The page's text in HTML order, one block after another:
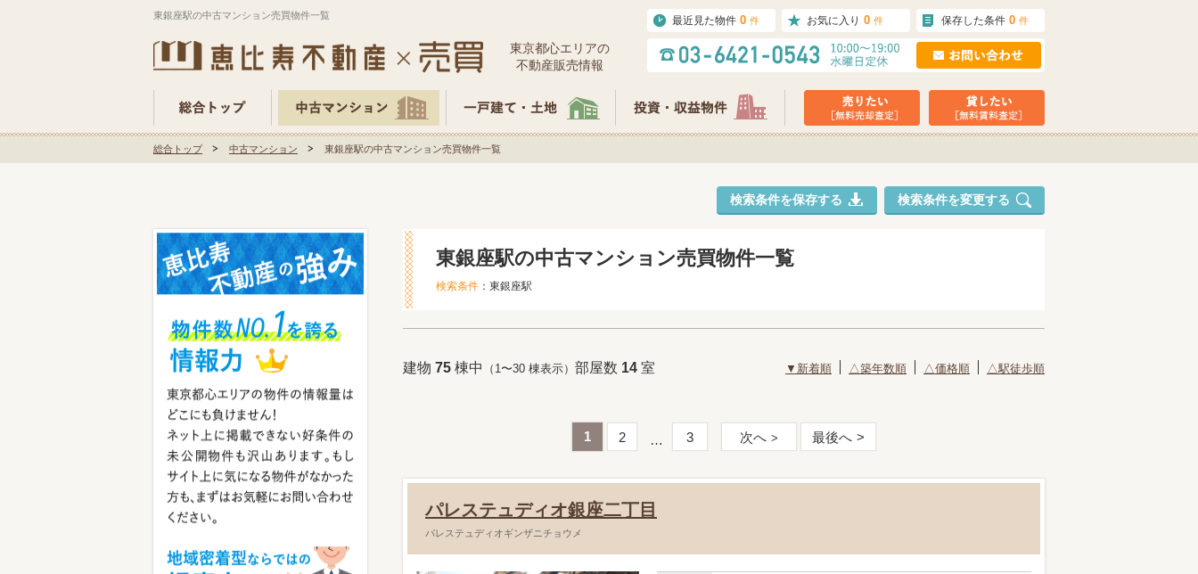
東銀座駅の中古マンション売買物件一覧
東京都⼼エリアの
不動産販売情報
最近見た物件 0 件 お気に入り 0 件 保存した条件 0 件
総合トップ 中古マンション 東銀座駅の中古マンション売買物件一覧
検索条件を変更する
検索条件を保存する
東銀座駅の中古マンション売買物件一覧
検索条件 ：東銀座駅
建物 75 棟中 （1〜30 棟表示） 部屋数 14 室 ▼新着順 △築年数順 △価格順 △駅徒歩順
1 2 3 次へ 最後へ
パレステュディオ銀座二丁目
パレステュディオギンザニチョウメ